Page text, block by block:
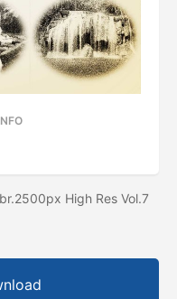
High Res Vol.7